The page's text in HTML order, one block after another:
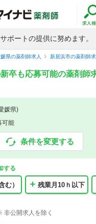
ポートの提供に努めます。
県の薬剤師求人 新居浜市の薬剤師求
卒も応募可能の薬剤師
媛県)
可能
条件を変更する
する
む） 残業月10ｈ以下
非公開求人を除く